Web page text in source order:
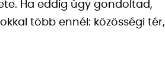
Ha eddig úgy gondoltad,
több ennél: közösségi tér,